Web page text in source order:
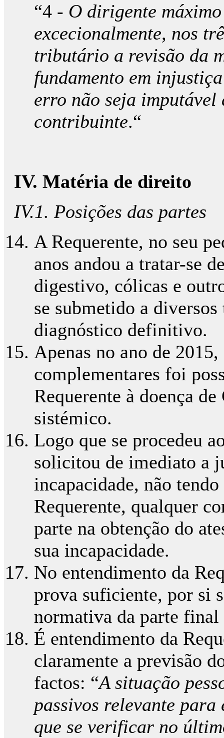
“4 - O dirigente
excecionalmente, nos
tributário a revisão da
fundamento em
erro não seja imputável
contribuinte.“
IV. Matéria de direito
IV.1. Posições das partes
A Requerente, no seu
anos andou a tratar-se
digestivo, cólicas e
se submetido a
diagnóstico definitivo.
Apenas no ano de
complementares foi
Requerente à doença
sistémico.
Logo que se procedeu
solicitou de imediato a
incapacidade, não
Requerente, qualquer
parte na obtenção do
sua incapacidade.
No entendimento da
prova suficiente, por si
normativa da parte final
É entendimento da
claramente a previsão
factos: “A situação
passivos relevante
que se verificar no